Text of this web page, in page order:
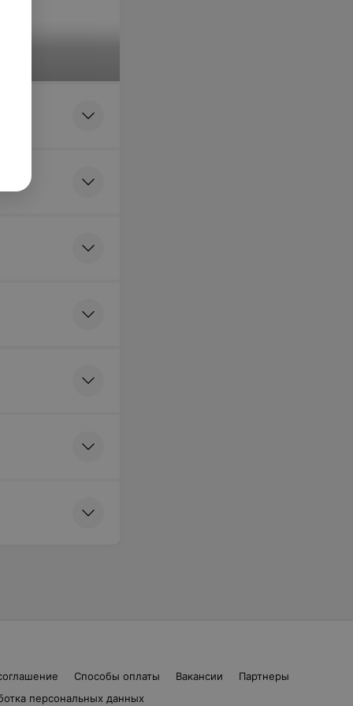
Способы оплаты Вакансии
Партнеры
персональных данных